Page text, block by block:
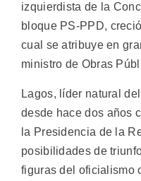
izquierdista de la
bloque PS-PPD,
cual se atribuye en
ministro de Obras
Lagos, líder natural
desde hace dos años
la Presidencia de la
posibilidades de
figuras del oficialismo